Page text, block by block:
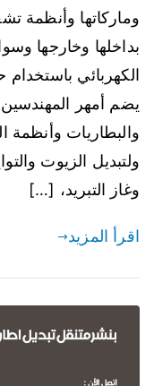
وماركاتها وأنظمة
بداخلها وخارجها
الكهربائي
يضم أمهر المهندسين
والبطاريات وأنظمة
ولتبديل الزيوت
وغاز التبريد، […]
اقرأ المزيد